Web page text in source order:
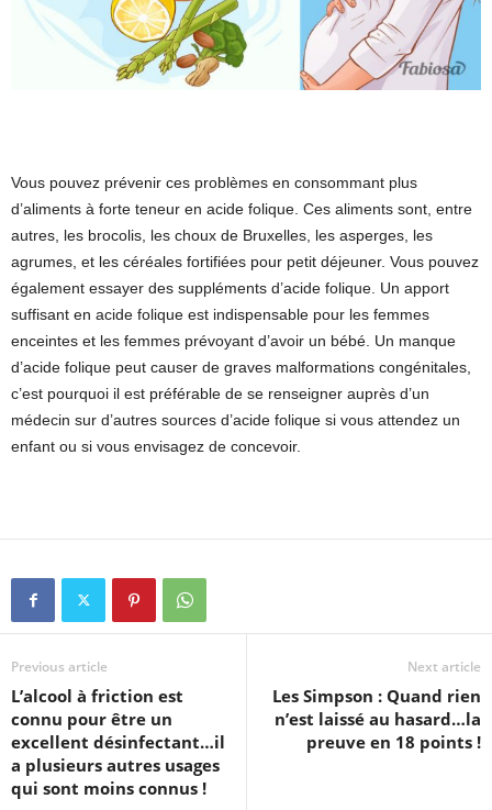
Vous pouvez prévenir ces problèmes en consommant plus
d’aliments à forte teneur en acide folique. Ces aliments sont, entre
autres, les brocolis, les choux de Bruxelles, les asperges, les
agrumes, et les céréales fortifiées pour petit déjeuner. Vous pouvez
également essayer des suppléments d’acide folique. Un apport
suffisant en acide folique est indispensable pour les femmes
enceintes et les femmes prévoyant d’avoir un bébé. Un manque
d’acide folique peut causer de graves malformations congénitales,
c’est pourquoi il est préférable de se renseigner auprès d’un
médecin sur d’autres sources d’acide folique si vous attendez un
enfant ou si vous envisagez de concevoir.
Previous article
L’alcool à friction est
connu pour être un
excellent désinfectant…il
a plusieurs autres usages
qui sont moins connus !
Next article
Les Simpson : Quand rien
n’est laissé au hasard…la
preuve en 18 points !